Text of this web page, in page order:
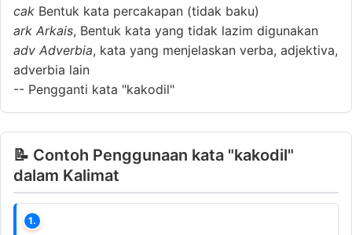
cak Bentuk kata percakapan (tidak baku)
ark Arkais, Bentuk kata yang tidak lazim digunakan
adv Adverbia, kata yang menjelaskan verba, adjektiva,
adverbia lain
-- Pengganti kata "kakodil"
📝 Contoh Penggunaan kata "kakodil"
dalam Kalimat
1.